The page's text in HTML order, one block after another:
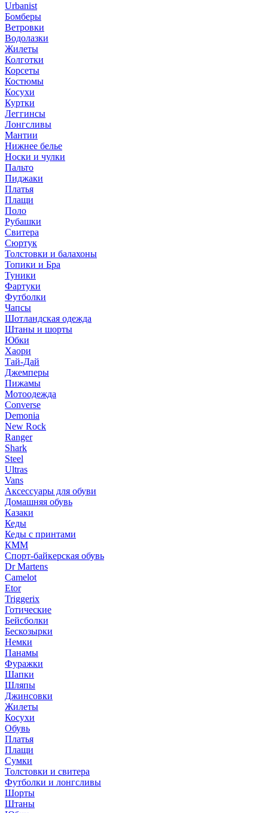
Urbanist
Бомберы
Ветровки
Водолазки
Жилеты
Колготки
Корсеты
Костюмы
Косухи
Куртки
Леггинсы
Лонгсливы
Мантии
Нижнее белье
Носки и чулки
Пальто
Пиджаки
Платья
Плащи
Поло
Рубашки
Свитера
Сюртук
Толстовки и балахоны
Топики и Бра
Туники
Фартуки
Футболки
Чапсы
Шотландская одежда
Штаны и шорты
Юбки
Хаори
Тай-Дай
Джемперы
Пижамы
Мотоодежда
Converse
Demonia
New Rock
Ranger
Shark
Steel
Ultras
Vans
Аксессуары для обуви
Домашняя обувь
Казаки
Кеды
Кеды с принтами
КММ
Спорт-байкерская обувь
Dr Martens
Camelot
Etor
Triggerix
Готические
Бейсболки
Бескозырки
Немки
Панамы
Фуражки
Шапки
Шляпы
Джинсовки
Жилеты
Косухи
Обувь
Платья
Плащи
Сумки
Толстовки и свитера
Футболки и лонгсливы
Шорты
Штаны